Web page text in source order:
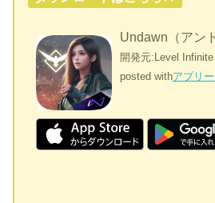
Undawn（アン
開発元:Level Infinite
posted withアプリ